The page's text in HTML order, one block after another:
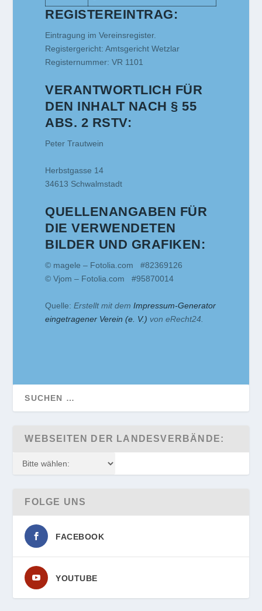
REGISTEREINTRAG:
Eintragung im Vereinsregister.
Registergericht: Amtsgericht Wetzlar
Registernummer: VR 1101
VERANTWORTLICH FÜR
DEN INHALT NACH § 55
ABS. 2 RSTV:
Peter Trautwein
Herbstgasse 14
34613 Schwalmstadt
QUELLENANGABEN FÜR
DIE VERWENDETEN
BILDER UND GRAFIKEN:
© magele – Fotolia.com #82369126
© Vjom – Fotolia.com #95870014
Quelle:Erstellt mit demImpressum-Generator
eingetragener Verein (e. V.) von eRecht24.
WEBSEITEN DER LANDESVERBÄNDE:
FOLGE UNS
FACEBOOK
YOUTUBE